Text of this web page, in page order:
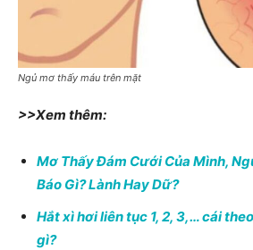
Ngủ mơ thấy máu trên mặt
>>Xem thêm:
Mơ Thấy Đám Cưới Của Mình,
Báo Gì? Lành Hay Dữ?
Hắt xì hơi liên tục 1, 2, 3,… cái
gì?